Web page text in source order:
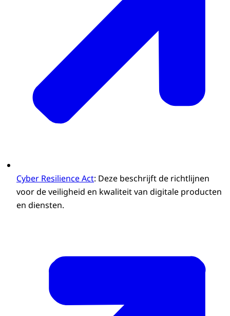
Cyber Resilience Act: Deze beschrijft de richtlijnen
voor de veiligheid en kwaliteit van digitale producten
en diensten.